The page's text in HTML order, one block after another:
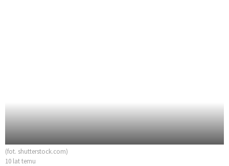
(fot. shutterstock.com)
10 lat temu